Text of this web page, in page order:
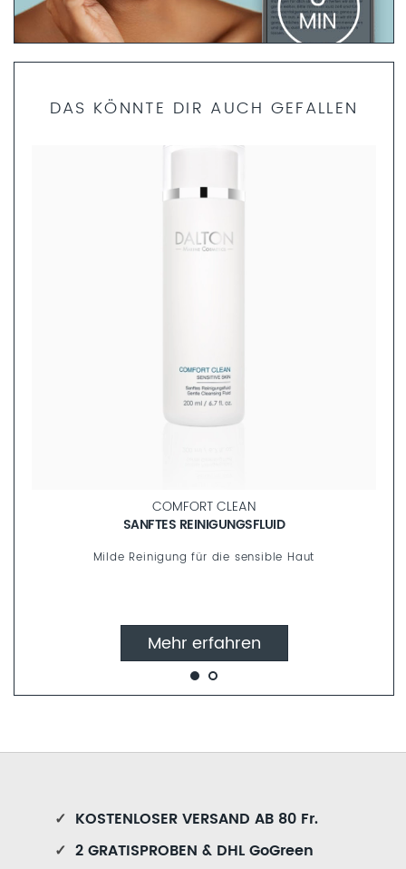
PRODUKTFINDER FRAGEBOGEN
Bist du dir unsicher, welche Produkte die richtigen für dich
weiter. Nimm dir nur 5 Minuten Zeit und fülle den
DAS KÖNNTE DIR AUCH GEFALLEN
OYSTER
PORENVERFEINERNDES KONZENTRAT
Anti-Aging Pipette-Konzentrat für Mischhaut
Mehr erfahren
✓ KOSTENLOSER VERSAND AB 80 Fr.
✓ 2 GRATISPROBEN & DHL GoGreen